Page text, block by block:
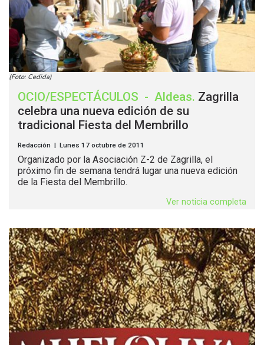
(Foto: Cedida)
OCIO/ESPECTÁCULOS - Aldeas. Zagrilla
celebra una nueva edición de su
tradicional Fiesta del Membrillo
Redacción | Lunes 17 octubre de 2011
Organizado por la Asociación Z-2 de Zagrilla, el
próximo fin de semana tendrá lugar una nueva edición
de la Fiesta del Membrillo.
Ver noticia completa